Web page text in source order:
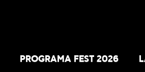
PROGRAMA FEST 2026